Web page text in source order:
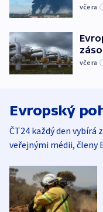
včera
včera
Evropský
ČT24 každý den
veřejnými médii, členy